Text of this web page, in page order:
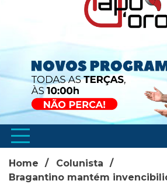
Home
Colunista
Bragantino mantém